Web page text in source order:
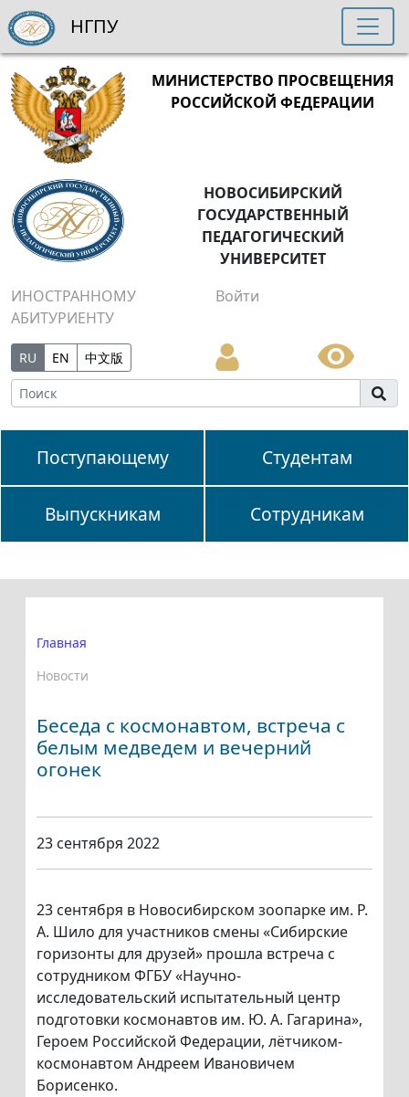
МИНИСТЕРСТВО ПРОСВЕЩЕНИЯ
РОССИЙСКОЙ ФЕДЕРАЦИИ
НОВОСИБИРСКИЙ
ГОСУДАРСТВЕННЫЙ
ПЕДАГОГИЧЕСКИЙ
УНИВЕРСИТЕТ
ИНОСТРАННОМУ
АБИТУРИЕНТУ
Войти
RU EN 中文版
Поступающему Студентам
Выпускникам Сотрудникам
НГПУ
Главная
Новости
Беседа с космонавтом, встреча с
белым медведем и вечерний
огонек
23 сентября 2022
23 сентября в Новосибирском зоопарке им. Р.
А. Шило для участников смены «Сибирские
горизонты для друзей» прошла встреча с
сотрудником ФГБУ «Научно-
исследовательский испытательный центр
подготовки космонавтов им. Ю. А. Гагарина»,
Героем Российской Федерации, лётчиком-
космонавтом Андреем Ивановичем
Борисенко.